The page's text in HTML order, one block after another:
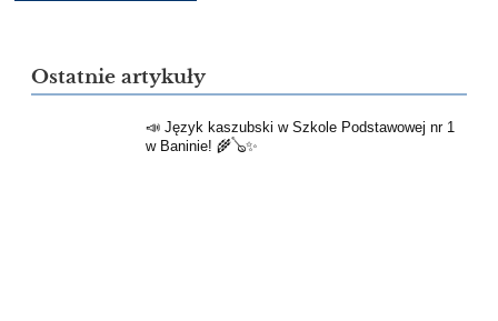
Ostatnie artykuły
📣 Język kaszubski w Szkole Podstawowej nr 1
w Baninie! 🌾🪕✨